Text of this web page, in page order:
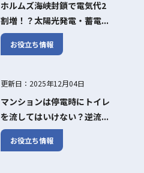
ホルムズ海峡封鎖で電気代2
割増！？太陽光発電・蓄電...
お役立ち情報
更新日：2025年12月04日
マンションは停電時にトイレ
を流してはいけない？逆流...
お役立ち情報